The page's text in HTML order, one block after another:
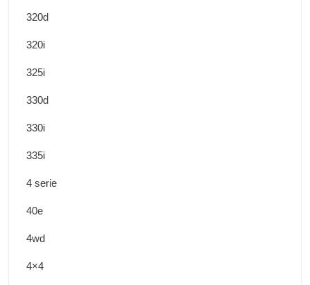
320d
320i
325i
330d
330i
335i
4 serie
40e
4wd
4×4